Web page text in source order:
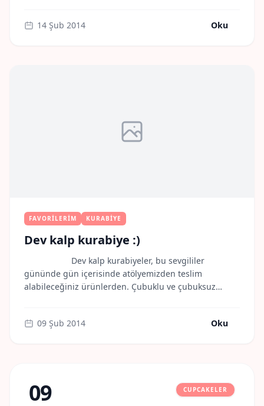
bilmeyen çalışmayla geçen uzun gecelerle ilerletmeye
14 Şub 2014 Oku
FAVORILERIM KURABIYE
Dev kalp kurabiye :)
Dev kalp kurabiyeler, bu sevgililer
gününde gün içerisinde atölyemizden teslim
alabileceğiniz ürünlerden. Çubuklu ve çubuksuz
09 Şub 2014
Oku
09 CUPCAKELER